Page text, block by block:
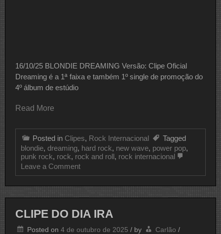
16/10/25 BLONDIE DREAMING Versão: Clipe Oficial
Dreaming é a 1ª faixa e também 1º single de promoção do
4º álbum de estúdio
Read More
Posted in Clipes, Rock Internacional
Tagged
blondie, dreaming, hard rock, new wave, power pop,
punk rock, rock, rock and roll, rock internacional
Leave a Commenton
CLIPE
BLONDIE
CLIPE DO DIA IRA
Posted on 4 de outubro de 2025 / by Carlão /